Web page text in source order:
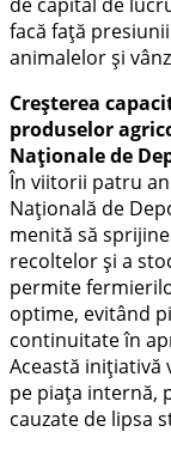
facă față
animalelor și
Creșterea
produselor
Naționale de
În viitorii patru
Națională de
menită să
recoltelor și a
permite
optime, evitând
continuitate în
Această
pe piața internă,
cauzate de lipsa